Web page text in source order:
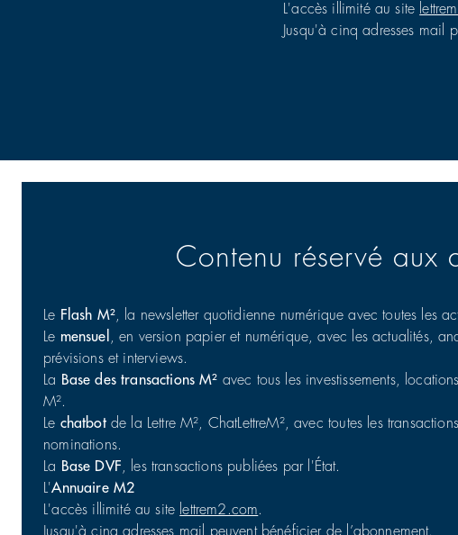
L'accès illimité au site
Jusqu'à cinq adresses mail
Contenu réservé aux
Le Flash M², la newsletter quotidienne numérique avec toutes les
Le mensuel
, en version papier et numérique, avec les actualités,
prévisions et interviews.
La Base des transactions M² avec tous les investissements,
M².
Le chatbotde la Lettre M², ChatLettreM², avec toutes les
nominations.
La Base DVF , les transactions publiées par l'État.
L'Annuaire M2
L'accès illimité au site lettrem2.com.
Jusqu'à cinq adresses mail peuvent bénéficier de l’abonnement.
Commerce : cession d'un portefeuille de 25 actifs en France
Commerces | Investissement